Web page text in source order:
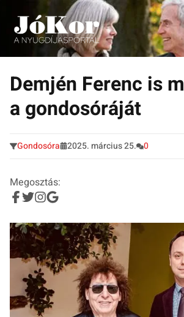
Tovább
tartalomra
Tudnivalók, érdekességek idősek
Demjén Ferenc is
a gondosóráját
Gondosóra 2025. március 25. 0
Megosztás: